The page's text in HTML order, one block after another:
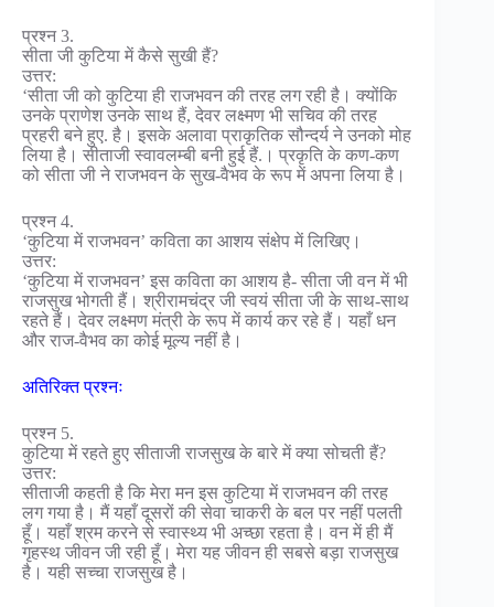
प्रश्न 3.
सीता जी कुटिया में कैसे सुखी हैं?
उत्तर:
‘सीता जी को कुटिया ही राजभवन की तरह लग रही है। क्योंकि
उनके प्राणेश उनके साथ हैं, देवर लक्ष्मण भी सचिव की तरह
प्रहरी बने हुए. है। इसके अलावा प्राकृतिक सौन्दर्य ने उनको मोह
लिया है। सीताजी स्वावलम्बी बनी हुई हैं.। प्रकृति के कण-कण
को सीता जी ने राजभवन के सुख-वैभव के रूप में अपना लिया है।
प्रश्न 4.
‘कुटिया में राजभवन’ कविता का आशय संक्षेप में लिखिए।
उत्तर:
‘कुटिया में राजभवन’ इस कविता का आशय है- सीता जी वन में भी
राजसुख भोगती हैं। श्रीरामचंद्र जी स्वयं सीता जी के साथ-साथ
रहते हैं। देवर लक्ष्मण मंत्री के रूप में कार्य कर रहे हैं। यहाँ धन
और राज-वैभव का कोई मूल्य नहीं है।
अतिरिक्त प्रश्नः
प्रश्न 5.
कुटिया में रहते हुए सीताजी राजसुख के बारे में क्या सोचती हैं?
उत्तर:
सीताजी कहती है कि मेरा मन इस कुटिया में राजभवन की तरह
लग गया है। मैं यहाँ दूसरों की सेवा चाकरी के बल पर नहीं पलती
हूँ। यहाँ श्रम करने से स्वास्थ्य भी अच्छा रहता है। वन में ही मैं
गृहस्थ जीवन जी रही हूँ। मेरा यह जीवन ही सबसे बड़ा राजसुख
है। यही सच्चा राजसुख है।